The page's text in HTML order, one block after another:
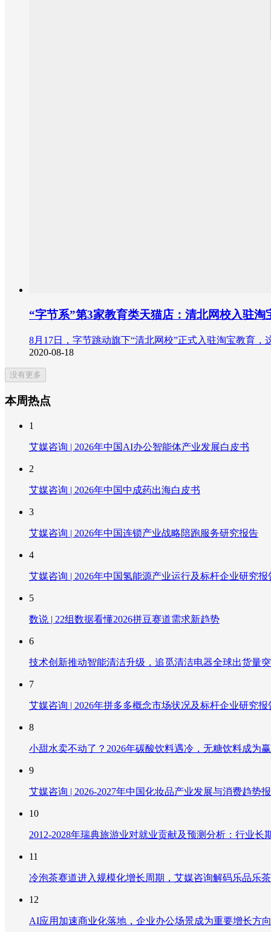
“字节系”第3家教育类天猫店：清北网校入驻淘
8月17日，字节跳动旗下“清北网校”正式入驻淘宝教育
2020-08-18
没有更多
本周热点
1
艾媒咨询 | 2026年中国AI办公智能体产业发展白皮书
2
艾媒咨询 | 2026年中国中成药出海白皮书
3
艾媒咨询 | 2026年中国连锁产业战略陪跑服务研究报告
4
艾媒咨询 | 2026年中国氢能源产业运行及标杆企业研究报
5
数说 | 22组数据看懂2026拼豆赛道需求新趋势
6
技术创新推动智能清洁升级，追觅清洁电器全球出货量
7
艾媒咨询 | 2026年拼多多概念市场状况及标杆企业研究报
8
小甜水卖不动了？2026年碳酸饮料遇冷，无糖饮料成为
9
艾媒咨询 | 2026-2027年中国化妆品产业发展与消费趋势
10
2012-2028年瑞典旅游业对就业贡献及预测分析：行业
11
冷泡茶赛道进入规模化增长周期，艾媒咨询解码乐品乐
12
AI应用加速商业化落地，企业办公场景成为重要增长方向